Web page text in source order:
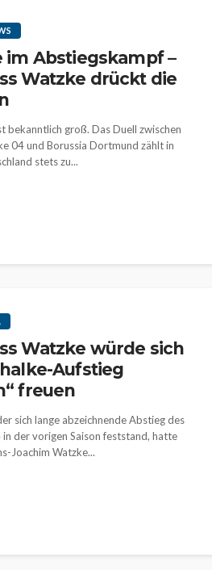
im Abstiegskampf –
Watzke drückt die
bekanntlich groß. Das Duell zwischen
04 und Borussia Dortmund zählt in
stets zu...
Watzke würde sich
Aufstieg
freuen
sich lange abzeichnende Abstieg des
in der vorigen Saison feststand, hatte
Joachim Watzke...